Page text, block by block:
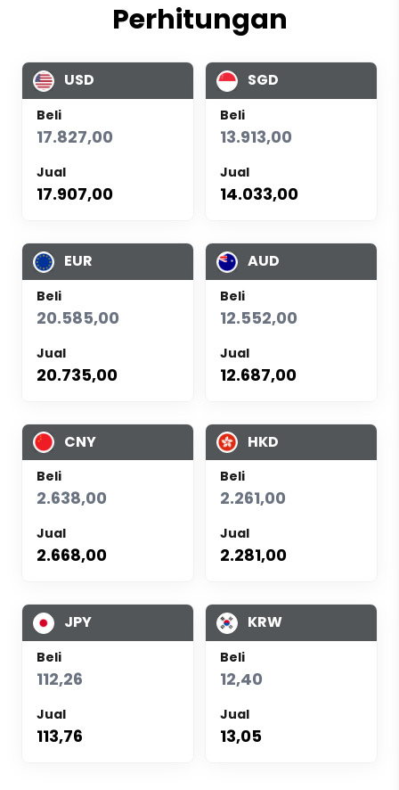
Perhitungan
USD
Beli
17.827,00
Jual
17.907,00
SGD
Beli
13.913,00
Jual
14.033,00
EUR
Beli
20.585,00
Jual
20.735,00
AUD
Beli
12.552,00
Jual
12.687,00
CNY
Beli
2.638,00
Jual
2.668,00
HKD
Beli
2.261,00
Jual
2.281,00
JPY
Beli
112,26
Jual
113,76
KRW
Beli
12,40
Jual
13,05